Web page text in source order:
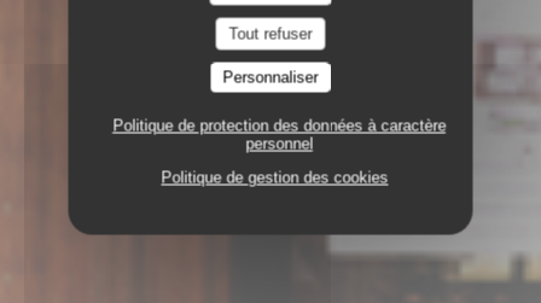
Tout refuser
Personnaliser
Politique de protection des données à caractère
personnel
Politique de gestion des cookies